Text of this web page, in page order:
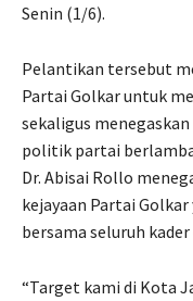
Senin (1/6).
Pelantikan tersebut
Partai Golkar untuk
sekaligus
politik partai
Dr. Abisai Rollo
kejayaan Partai
bersama seluruh
“Target kami di Kota